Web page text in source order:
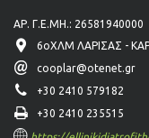
ΑΡ. Γ.Ε.ΜΗ.: 26581940000
6οΧΛΜ ΛΑΡΙΣΑΣ -
cooplar@otenet.gr
+30 2410 579182
+30 2410 235515